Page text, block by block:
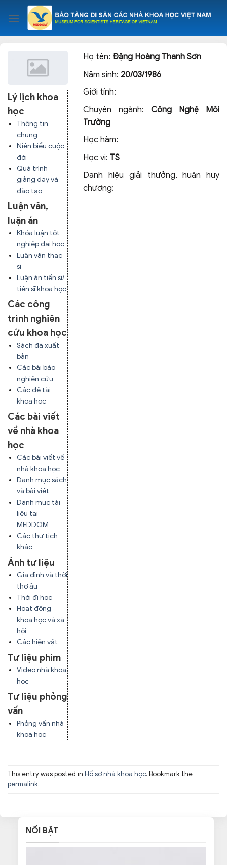
content
Lý lịch khoa
học
Thông tin
chung
Niên biểu cuộc
đời
Quá trình
giảng dạy và
đào tạo
Luận văn,
luận án
Khóa luận tốt
nghiệp đại học
Luận văn thạc
sĩ
Luận án tiến sĩ/
tiến sĩ khoa học
Các công
trình nghiên
cứu khoa học
Sách đã xuất
bản
Các bài báo
nghiên cứu
Các đề tài
khoa học
Các bài viết
về nhà khoa
học
Các bài viết về
nhà khoa học
Danh mục sách
và bài viết
Danh mục tài
liệu tại
MEDDOM
Các thư tịch
khác
Ảnh tư liệu
Gia đình và thời
thơ ấu
Thời đi học
Hoạt động
khoa học và xã
hội
Các hiện vật
Tư liệu phim
Video nhà khoa
học
Tư liệu phỏng
vấn
Phỏng vấn nhà
khoa học
Họ tên: Đặng Hoàng Thanh Sơn
Năm sinh: 20/03/1986
Giới tính:
Chuyên ngành:Công Nghệ Môi
Trường
Học hàm:
Học vị: TS
Danh hiệu giải thưởng, huân huy
chương:
This entry was posted in Hồ sơ nhà khoa học. Bookmark the
permalink.
NỔI BẬT